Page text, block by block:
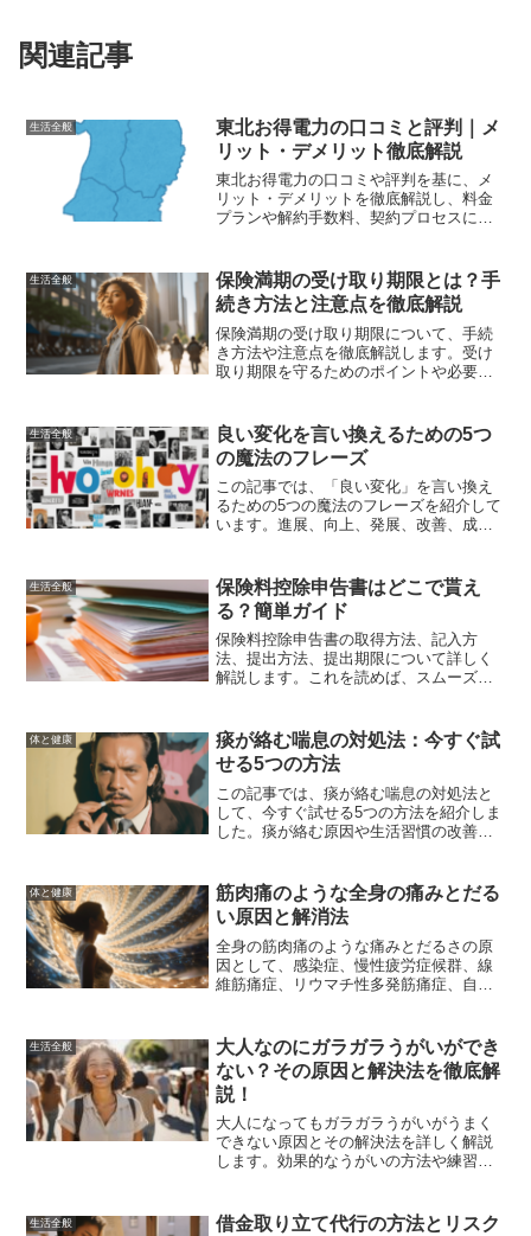
関連記事
生活全般
東北お得電力の口コミと評判｜メ
リット・デメリット徹底解説
東北お得電力の口コミや評判を基に、メ
リット・デメリットを徹底解説し、料金
プランや解約手数料、契約プロセスにつ
の参考にしてください。
生活全般
保険満期の受け取り期限とは？手
続き方法と注意点を徹底解説
保険満期の受け取り期限について、手続
き方法や注意点を徹底解説します。受け
取り期限を守るためのポイントや必要書
す。
生活全般
良い変化を言い換えるための5つ
の魔法のフレーズ
この記事では、「良い変化」を言い換え
るための5つの魔法のフレーズを紹介して
います。進展、向上、発展、改善、成長
める方法について解説しています。
生活全般
保険料控除申告書はどこで貰え
る？簡単ガイド
保険料控除申告書の取得方法、記入方
法、提出方法、提出期限について詳しく
解説します。これを読めば、スムーズに
体と健康
痰が絡む喘息の対処法：今すぐ試
せる5つの方法
この記事では、痰が絡む喘息の対処法と
して、今すぐ試せる5つの方法を紹介しま
した。痰が絡む原因や生活習慣の改善、
ます。これらの対策を実践することで、
痰が絡む症状を緩和し、快適な生活を取
り戻す手助けとなるでしょう。
体と健康
筋肉痛のような全身の痛みとだる
い原因と解消法
全身の筋肉痛のような痛みとだるさの原
因として、感染症、慢性疲労症候群、線
維筋痛症、リウマチ性多発筋痛症、自律
詳しく解説し、症状が続く場合の受診の
目安も紹介します。
生活全般
大人なのにガラガラうがいができ
ない？その原因と解決法を徹底解
説！
大人になってもガラガラうがいがうまく
できない原因とその解決法を詳しく解説
します。効果的なうがいの方法や練習方
維持に役立つ情報を提供します。
生活全般
借金取り立て代行の方法とリスク